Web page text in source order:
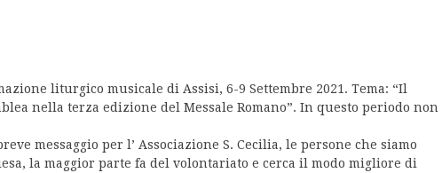
liturgico musicale di Assisi, 6-9 Settembre 2021. Tema: “Il
nella terza edizione del Messale Romano”. In questo periodo non
messaggio per l’ Associazione S. Cecilia, le persone che siamo
la maggior parte fa del volontariato e cerca il modo migliore di